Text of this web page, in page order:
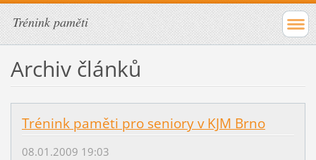
Trénink paměti
Archiv článků
Trénink paměti pro seniory v KJM Brno
08.01.2009 19:03